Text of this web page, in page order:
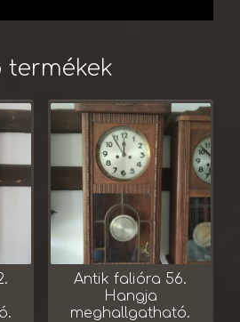
termékek
Antik falióra 56.
Hangja
meghallgatható.